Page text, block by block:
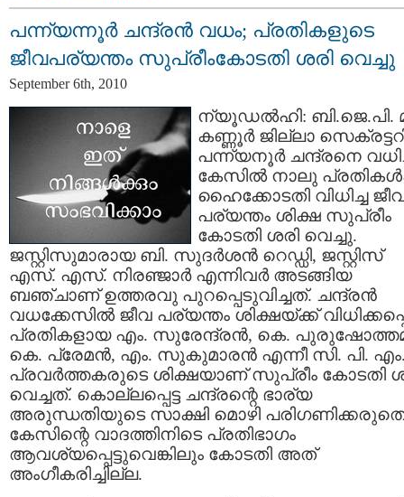
പന്ന്യന്നൂര്‍ ചന്ദ്രന്‍ വധം; പ്രതികളുടെ
ജീവപര്യന്തം സുപ്രീംകോടതി ശരി വെച്ചു
September 6th, 2010
ന്യൂഡല്‍ഹി: ബി.ജെ.പി.
കണ്ണൂര്‍ ജില്ലാ
പന്ന്യനൂര്‍ ചന്ദ്രനെ
കേസില്‍ നാലു
ഹൈക്കോടതി വിധിച്ച
പര്യന്തം ശിക്ഷ സുപ്രീം
കോടതി ശരി വെച്ചു.
ജസ്റ്റിസുമാരായ ബി. സുദര്‍ശന്‍ റെഡ്ഡി, ജസ്റ്റിസ്
എസ്. എസ്. നിരഞ്ജാര്‍ എന്നിവര്‍ അടങ്ങിയ
ബഞ്ചാണ് ഉത്തരവു പുറപ്പെടുവിച്ചത്. ചന്ദ്രന്‍
വധക്കേസില്‍ ജീവ പര്യന്തം ശിക്ഷയ്ക്ക്
പ്രതികളായ എം. സുരേന്ദ്രന്‍, കെ.
കെ. പ്രേമന്‍, എം. സുകുമാരന്‍ എന്നീ സി. പി.
പ്രവര്‍ത്തകരുടെ ശിക്ഷയാണ് സുപ്രീം കോടതി
വെച്ചത്. കൊല്ലപ്പെട്ട ചന്ദ്രന്റെ ഭാര്യ
അരുന്ധതിയുടെ സാക്ഷി മൊഴി
കേസിന്റെ വാദത്തിനിടെ പ്രതിഭാഗം
ആവശ്യപ്പെട്ടുവെങ്കിലും കോടതി അത്
അംഗീകരിച്ചില്ല.